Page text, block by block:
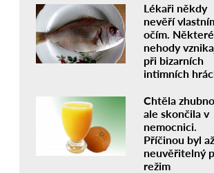
Lékaři někdy
nevěří
očím. Některé
nehody
při bizarních
intimních
Chtěla
ale skončila v
nemocnici.
Příčinou byl až
neuvěřitelný
režim